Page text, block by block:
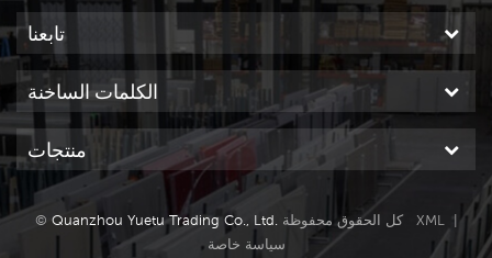
تابعنا
الكلمات الساخنة
منتجات
© Quanzhou Yuetu Trading Co., Ltd. كل الحقوق محفوظة XML
سياسة خاصة